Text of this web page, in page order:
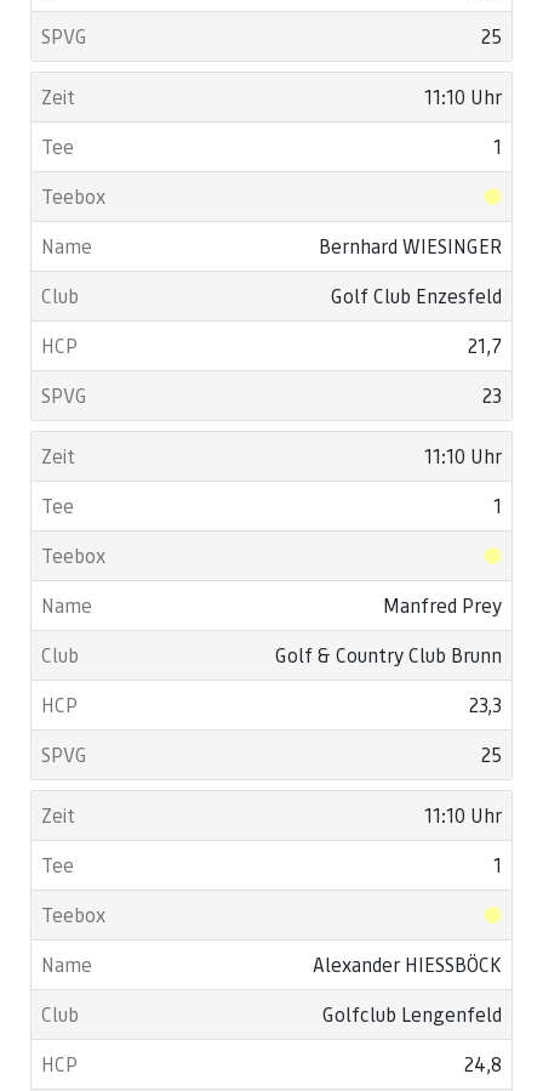
25
11:10 Uhr
1
Bernhard WIESINGER
Golf Club Enzesfeld
21,7
23
11:10 Uhr
1
Manfred Prey
Golf & Country Club Brunn
23,3
25
11:10 Uhr
1
Alexander HIESSBÖCK
Golfclub Lengenfeld
24,8